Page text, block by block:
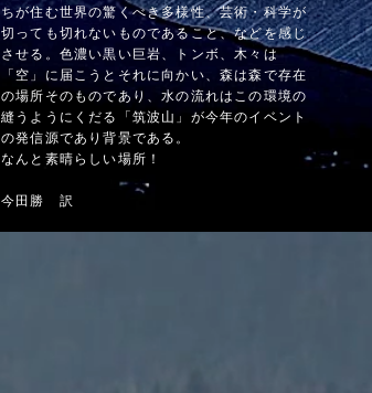
ちが住む世界の驚くべき多様性、芸術・科学が
切っても切れないものであること、などを感じ
させる。色濃い黒い巨岩、トンボ、木々は
「空」に届こうとそれに向かい、森は森で存在
の場所そのものであり、水の流れはこの環境の
縫うようにくだる「筑波山」が今年のイベント
の発信源であり背景である。
なんと素晴らしい場所！
​今田勝 訳